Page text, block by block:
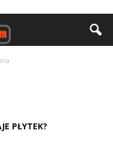
PŁYTEK?